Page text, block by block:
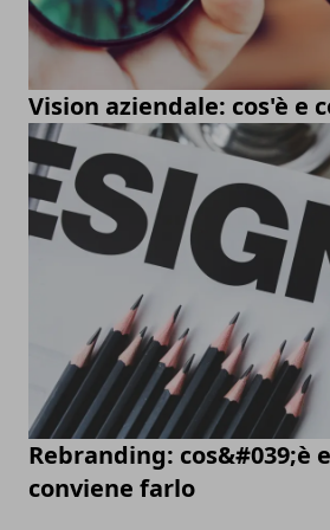
Vision aziendale: cos'è e
Rebranding: cos&#039;è
conviene farlo